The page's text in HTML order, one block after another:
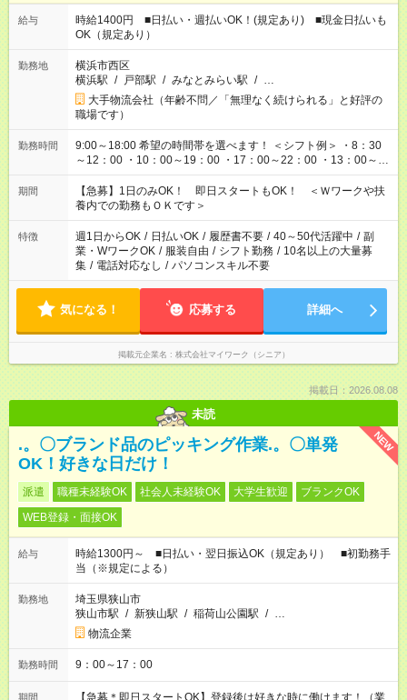
給与
時給1400円 ■日払い・週払いOK！(規定あり) ■現金日払いも
OK（規定あり）
勤務地
横浜市西区
横浜駅 / 戸部駅 / みなとみらい駅 / …
大手物流会社（年齢不問／「無理なく続けられる」と好評の
職場です）
勤務時間
9:00～18:00 希望の時間帯を選べます！ ＜シフト例＞ ・8：30
～12：00 ・10：00～19：00 ・17：00～22：00 ・13：00～
22：00 ・22：00～翌6：00 など
期間
【急募】1日のみOK！ 即日スタートもOK！ ＜Ｗワークや扶
養内での勤務もＯＫです＞
特徴 週1日からOK / 日払いOK / 履歴書不要 / 40～50代活躍中 / 副
業・WワークOK / 服装自由 / シフト勤務 / 10名以上の大量募
集 / 電話対応なし / パソコンスキル不要
気になる！ 応募する 詳細へ
掲載元企業名 株式会社マイワーク（シニア）
掲載日：2026.08.08
未読
NEW
.。〇ブランド品のピッキング作業.。〇単発
OK！好きな日だけ！
派遣 職種未経験OK 社会人未経験OK 大学生歓迎
ブランクOK
WEB登録・面接OK
給与
時給1300円～ ■日払い・翌日振込OK（規定あり） ■初勤務手
当（※規定による）
勤務地
埼玉県狭山市
狭山市駅 / 新狭山駅 / 稲荷山公園駅 / …
物流企業
勤務時間 9：00～17：00
期間 【急募＊即日スタートOK】登録後は好きな時に働けます！（業